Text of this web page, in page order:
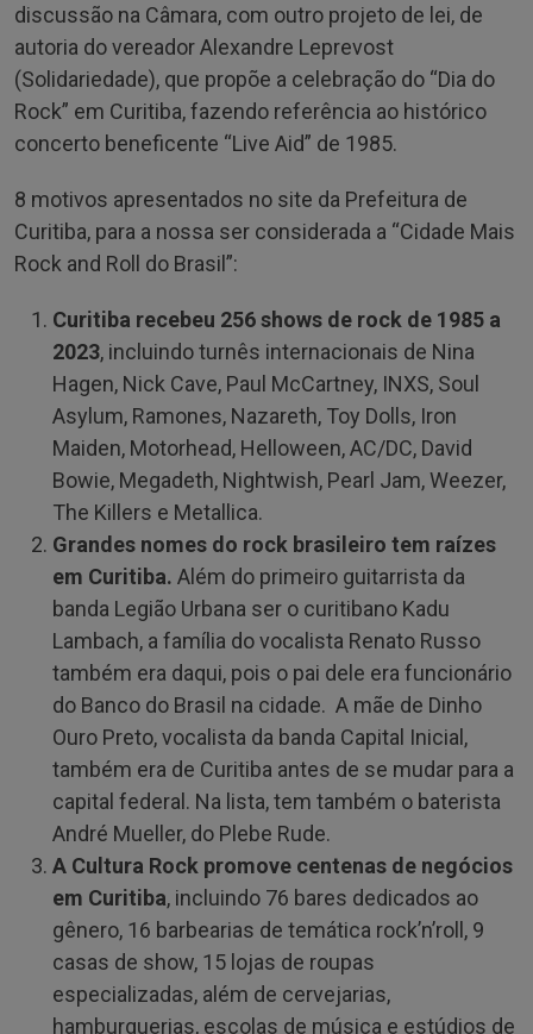
discussão na Câmara, com outro projeto de lei, de
autoria do vereador Alexandre Leprevost
(Solidariedade), que propõe a celebração do “Dia do
Rock” em Curitiba, fazendo referência ao histórico
concerto beneficente “Live Aid” de 1985.
8 motivos apresentados no site da Prefeitura de
Curitiba, para a nossa ser considerada a “Cidade Mais
Rock and Roll do Brasil”:
Curitiba recebeu 256 shows de rock de 1985 a
2023, incluindo turnês internacionais de Nina
Hagen, Nick Cave, Paul McCartney, INXS, Soul
Asylum, Ramones, Nazareth, Toy Dolls, Iron
Maiden, Motorhead, Helloween, AC/DC, David
Bowie, Megadeth, Nightwish, Pearl Jam, Weezer,
The Killers e Metallica.
Grandes nomes do rock brasileiro tem raízes
em Curitiba. Além do primeiro guitarrista da
banda Legião Urbana ser o curitibano Kadu
Lambach, a família do vocalista Renato Russo
também era daqui, pois o pai dele era funcionário
do Banco do Brasil na cidade. A mãe de Dinho
Ouro Preto, vocalista da banda Capital Inicial,
também era de Curitiba antes de se mudar para a
capital federal. Na lista, tem também o baterista
André Mueller, do Plebe Rude.
A Cultura Rock promove centenas de negócios
em Curitiba, incluindo 76 bares dedicados ao
gênero, 16 barbearias de temática rock’n’roll, 9
casas de show, 15 lojas de roupas
especializadas, além de cervejarias,
hamburguerias, escolas de música e estúdios de